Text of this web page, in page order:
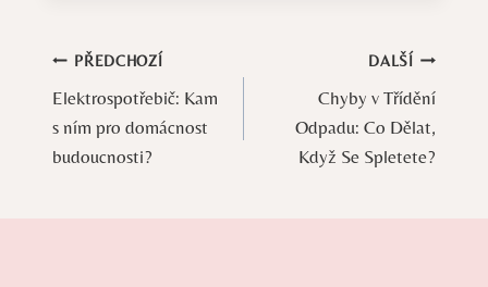
Navigace
pro
příspěvek
PŘEDCHOZÍ
Elektrospotřebič: Kam
s ním pro domácnost
budoucnosti?
DALŠÍ
Chyby v Třídění
Odpadu: Co Dělat,
Když Se Spletete?